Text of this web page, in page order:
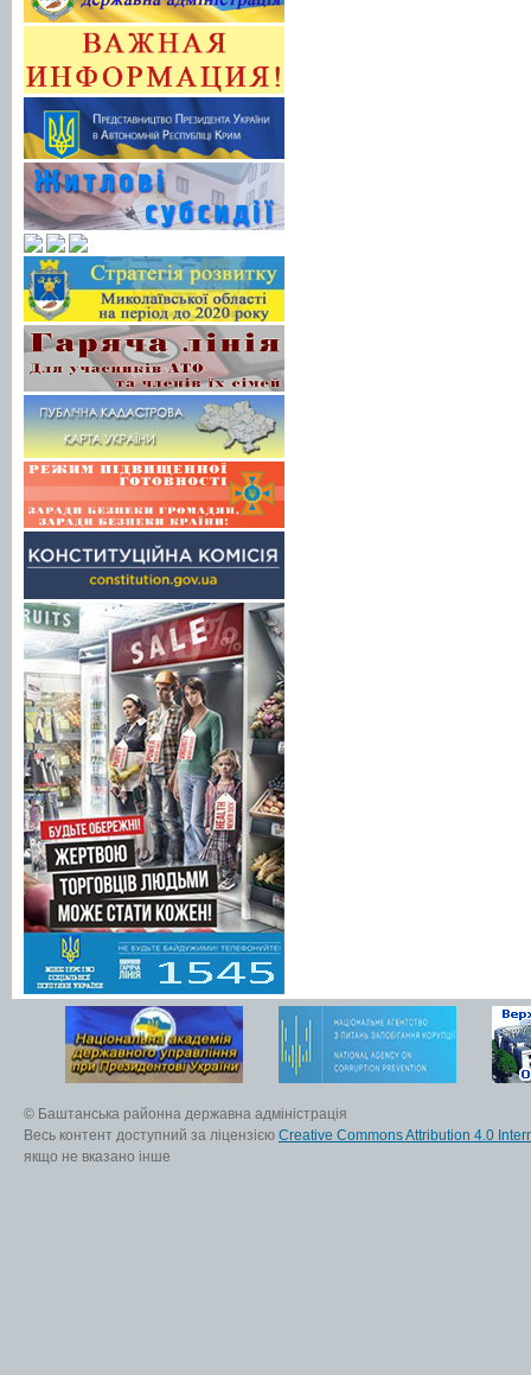
© Баштанська районна державна адміністрація
Весь контент доступний за ліцензією Creative Commons Attribution 4.0
якщо не вказано інше